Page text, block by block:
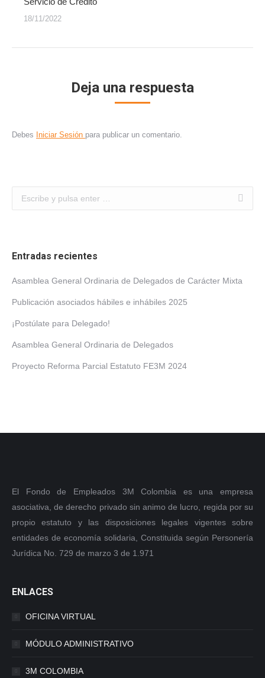
18/11/2022
Deja una respuesta
Debes Iniciar Sesión para publicar un comentario.
Buscar:
Entradas recientes
Asamblea General Ordinaria de Delegados de Carácter Mixta
Publicación asociados hábiles e inhábiles 2025
¡Postúlate para Delegado!
Asamblea General Ordinaria de Delegados
Proyecto Reforma Parcial Estatuto FE3M 2024
El Fondo de Empleados 3M Colombia es una empresa
asociativa, de derecho privado sin animo de lucro, regida por su
propio estatuto y las disposiciones legales vigentes sobre
entidades de economía solidaria, Constituida según Personería
Jurídica No. 729 de marzo 3 de 1.971
ENLACES
OFICINA VIRTUAL
MÓDULO ADMINISTRATIVO
3M COLOMBIA